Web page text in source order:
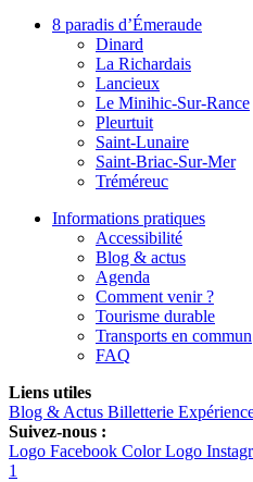
8 paradis d’Émeraude
Dinard
La Richardais
Lancieux
Le Minihic-Sur-Rance
Pleurtuit
Saint-Lunaire
Saint-Briac-Sur-Mer
Tréméreuc
Informations pratiques
Accessibilité
Blog & actus
Agenda
Comment venir ?
Tourisme durable
Transports en commun
FAQ
Liens utiles
Blog & Actus Billetterie
Suivez-nous :
Logo Facebook Color Logo
1